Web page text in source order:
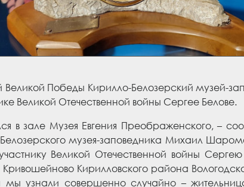
Великой Победы Кирилло-Белозерский музей-
Великой Отечественной войны Сергее Белове.
в зале Музея Евгения Преображенского, –
музея-заповедника Михаил
Великой Отечественной войны
Кирилловского района
мы узнали совершенно случайно –